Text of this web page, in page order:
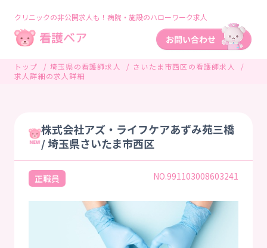
クリニックの非公開求人も！病院・施設のハローワーク求人
トップ 埼玉県の看護師求人
さいたま市西区の看護師求人
求人詳細の求人詳細
株式会社アズ・ライフケアあずみ苑三橋
/ 埼玉県さいたま市西区
正職員 NO.991103008603241